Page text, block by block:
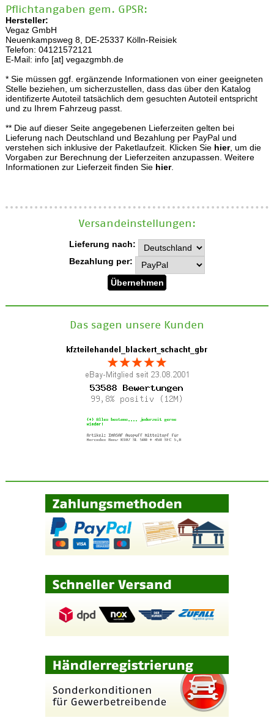
Pflichtangaben gem. GPSR:
Hersteller:
Vegaz GmbH
Neuenkampsweg 8, DE-25337 Kölln-Reisiek
Telefon: 04121572121
E-Mail: info [at] vegazgmbh.de
* Sie müssen ggf. ergänzende Informationen von einer geeigneten
Stelle beziehen, um sicherzustellen, dass das über den Katalog
identifizerte Autoteil tatsächlich dem gesuchten Autoteil entspricht
und zu Ihrem Fahrzeug passt.
** Die auf dieser Seite angegebenen Lieferzeiten gelten bei
Lieferung nach Deutschland und Bezahlung per PayPal und
verstehen sich inklusive der Paketlaufzeit. Klicken Sie hier, um die
Vorgaben zur Berechnung der Lieferzeiten anzupassen. Weitere
Informationen zur Lieferzeit finden Sie hier.
Versand­einstellungen:
Lieferung nach:
Bezahlung per:
Das sagen unsere Kunden